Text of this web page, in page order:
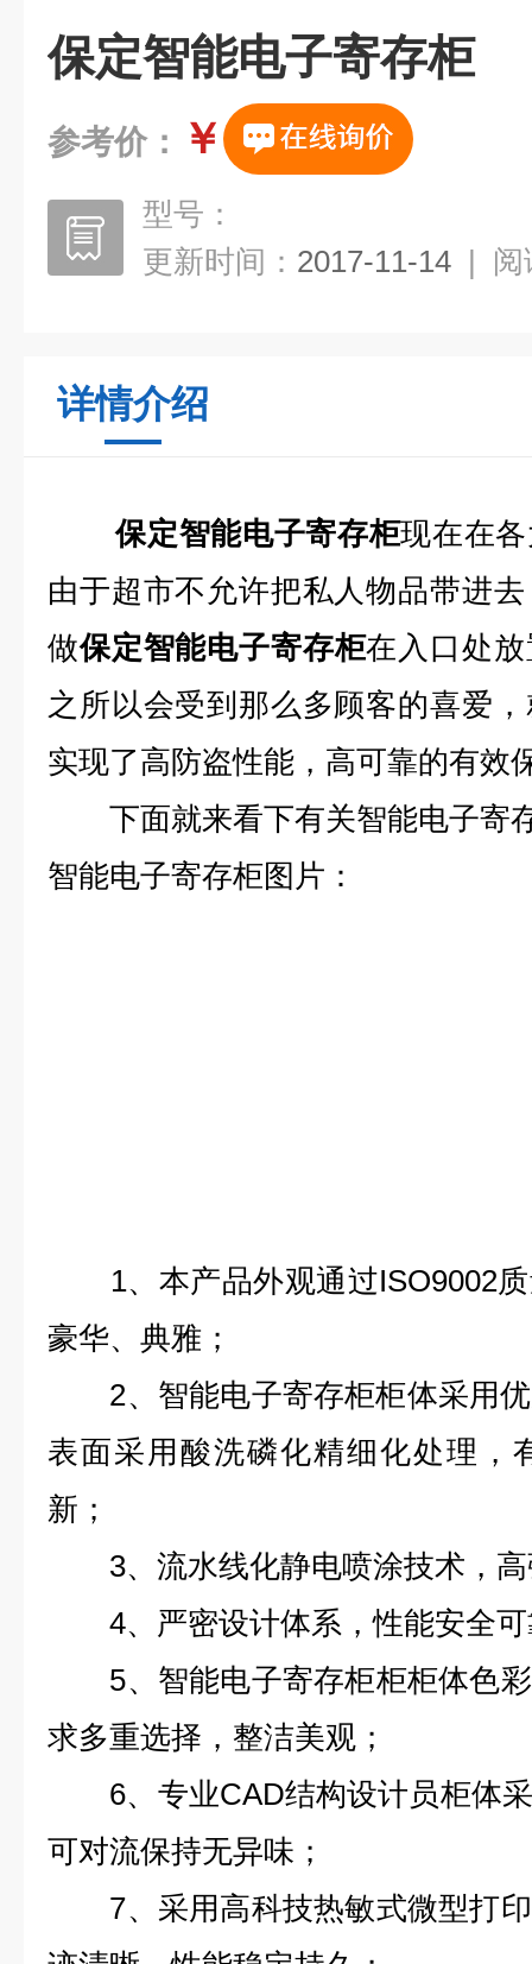
保定智能电子寄存柜
参考价： ￥
型号：
更新时间： 2017-11-14 | 阅
详情介绍
保定智能电子寄存柜现在在
由于超市不允许把私人物品带进
做保定智能电子寄存柜在入口处
之所以会受到那么多顾客的喜爱
实现了高防盗性能，高可靠的有效
下面就来看下有关智能电子寄
智能电子寄存柜图片：
1、本产品外观通过ISO9002质
豪华、典雅；
2、 智能电子寄存柜柜体采用
表面采用酸洗磷化精细化处理，
新；
3、流水线化静电喷涂技术，高
4、严密设计体系，性能安全可
5、 智能电子寄存柜柜柜体色
求多重选择，整洁美观；
6、专业CAD结构设计员柜体采
可对流保持无异味；
7、采用高科技热敏式微型打印